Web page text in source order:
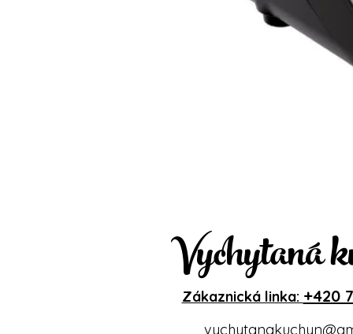
Vychytaná
Zákaznická linka: +420